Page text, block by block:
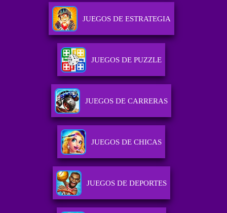
JUEGOS DE ESTRATEGIA
JUEGOS DE PUZZLE
JUEGOS DE CARRERAS
JUEGOS DE CHICAS
JUEGOS DE DEPORTES